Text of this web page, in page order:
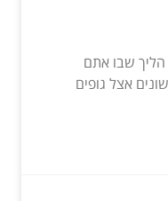
הליך שבו אתם
אצל גופים